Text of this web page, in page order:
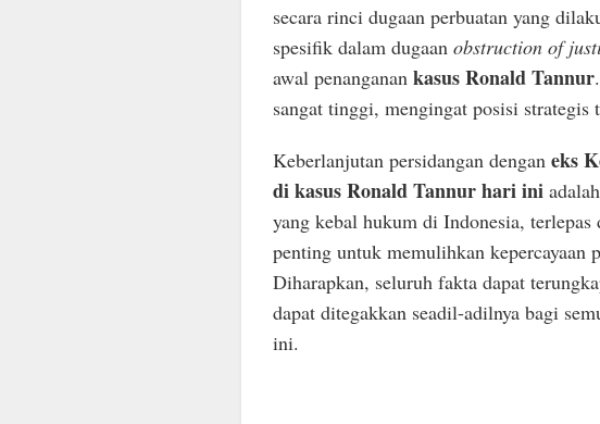
secara rinci dugaan perbuatan yang
spesifik dalam dugaan obstruction of
awal penanganan kasus Ronald Tannur
sangat tinggi, mengingat posisi strategis
Keberlanjutan persidangan dengan eks
di kasus Ronald Tannur hari ini
yang kebal hukum di Indonesia,
penting untuk memulihkan kepercayaan
Diharapkan, seluruh fakta dapat
dapat ditegakkan seadil-adilnya bagi
ini.